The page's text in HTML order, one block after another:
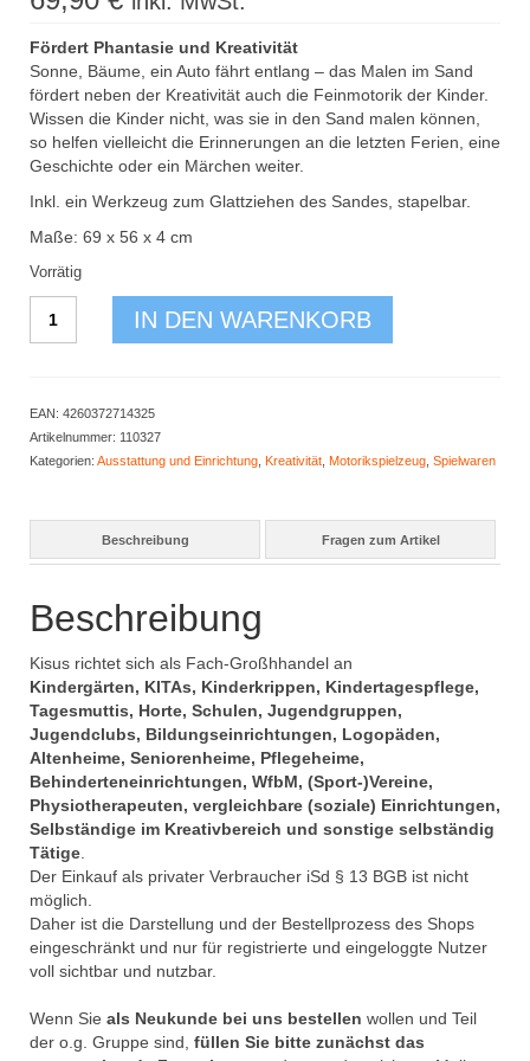
Newsletter
Kontakt
Log In / Mein Konto
Products
search
Fördert Phantasie und Kreativität
Sonne, Bäume, ein Auto fährt entlang – das Malen im Sand
fördert neben der Kreativität auch die Feinmotorik der Kinder.
Wissen die Kinder nicht, was sie in den Sand malen können,
so helfen vielleicht die Erinnerungen an die letzten Ferien, eine
Geschichte oder ein Märchen weiter.
Inkl. ein Werkzeug zum Glattziehen des Sandes, stapelbar.
Maße: 69 x 56 x 4 cm
Vorrätig
Sandspielbrett
Menge
IN DEN WARENKORB
EAN: 4260372714325
Artikelnummer: 110327
Kategorien: Ausstattung und Einrichtung Kreativität Motorikspielzeug Spielwaren
Beschreibung Fragen zum Artikel
Beschreibung
Kisus richtet sich als Fach-Großhhandel an
Kindergärten, KITAs, Kinderkrippen, Kindertagespflege,
Tagesmuttis, Horte, Schulen, Jugendgruppen,
Jugendclubs, Bildungseinrichtungen, Logopäden,
Altenheime, Seniorenheime, Pflegeheime,
Behinderteneinrichtungen, WfbM, (Sport-)Vereine,
Physiotherapeuten, vergleichbare (soziale) Einrichtungen,
Selbständige im Kreativbereich und sonstige selbständig
Tätige.
Der Einkauf als privater Verbraucher iSd § 13 BGB ist nicht
möglich.
Daher ist die Darstellung und der Bestellprozess des Shops
eingeschränkt und nur für registrierte und eingeloggte Nutzer
voll sichtbar und nutzbar.
Wenn Sie als Neukunde bei uns bestellen wollen und Teil
der o.g. Gruppe sind, füllen Sie bitte zunächst das